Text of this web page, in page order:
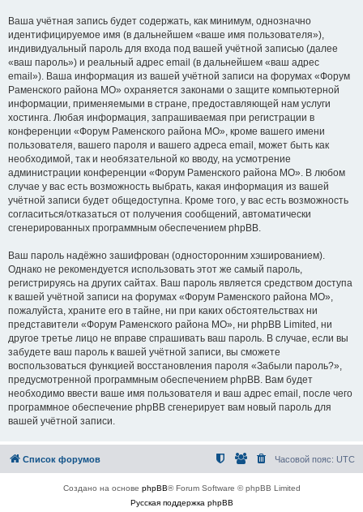
Ваша учётная запись будет содержать, как минимум, однозначно
идентифицируемое имя (в дальнейшем «ваше имя пользователя»),
индивидуальный пароль для входа под вашей учётной записью (далее
«ваш пароль») и реальный адрес email (в дальнейшем «ваш адрес
email»). Ваша информация из вашей учётной записи на форумах «Форум
Раменского района МО» охраняется законами о защите компьютерной
информации, применяемыми в стране, предоставляющей нам услуги
хостинга. Любая информация, запрашиваемая при регистрации в
конференции «Форум Раменского района МО», кроме вашего имени
пользователя, вашего пароля и вашего адреса email, может быть как
необходимой, так и необязательной ко вводу, на усмотрение
администрации конференции «Форум Раменского района МО». В любом
случае у вас есть возможность выбрать, какая информация из вашей
учётной записи будет общедоступна. Кроме того, у вас есть возможность
согласиться/отказаться от получения сообщений, автоматически
сгенерированных программным обеспечением phpBB.
Ваш пароль надёжно зашифрован (односторонним хэшированием).
Однако не рекомендуется использовать этот же самый пароль,
регистрируясь на других сайтах. Ваш пароль является средством доступа
к вашей учётной записи на форумах «Форум Раменского района МО»,
пожалуйста, храните его в тайне, ни при каких обстоятельствах ни
представители «Форум Раменского района МО», ни phpBB Limited, ни
другое третье лицо не вправе спрашивать ваш пароль. В случае, если вы
забудете ваш пароль к вашей учётной записи, вы сможете
воспользоваться функцией восстановления пароля «Забыли пароль?»,
предусмотренной программным обеспечением phpBB. Вам будет
необходимо ввести ваше имя пользователя и ваш адрес email, после чего
программное обеспечение phpBB сгенерирует вам новый пароль для
вашей учётной записи.
Список форумов Часовой пояс: UTC
Создано на основе phpBB® Forum Software © phpBB Limited
Русская поддержка phpBB